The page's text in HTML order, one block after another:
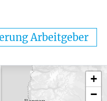
Arbeitgeber
+
−